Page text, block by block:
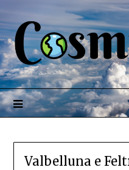
Valbelluna e